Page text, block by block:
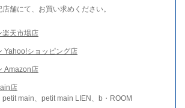
舗にて、お買い求めください。
楽天市場店
Yahoo!ショッピング店
Amazon店
店
main、petit main LIEN、b・ROOM